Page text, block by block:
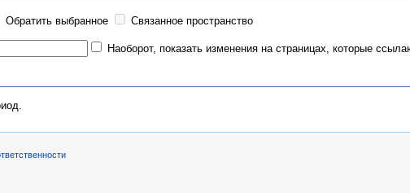
Обратить выбранное Связанное пространство
Наоборот, показать изменения на страницах, которые